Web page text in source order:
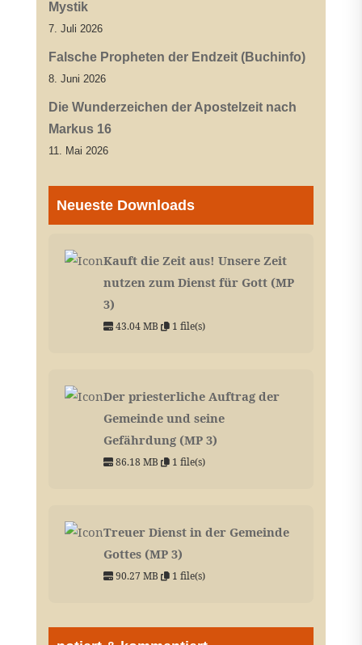
Mystik
7. Juli 2026
Falsche Propheten der Endzeit (Buchinfo)
8. Juni 2026
Die Wunderzeichen der Apostelzeit nach
Markus 16
11. Mai 2026
Neueste Downloads
Kauft die Zeit aus! Unsere Zeit
nutzen zum Dienst für Gott (MP
3)
43.04 MB 1 file(s)
Der priesterliche Auftrag der
Gemeinde und seine
Gefährdung (MP 3)
86.18 MB 1 file(s)
Treuer Dienst in der Gemeinde
Gottes (MP 3)
90.27 MB 1 file(s)